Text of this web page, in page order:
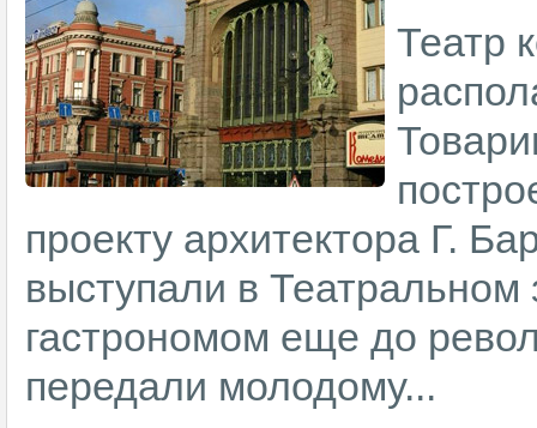
Театр
проекту архитектора Г.
выступали в
гастрономом еще до
передали молодому...